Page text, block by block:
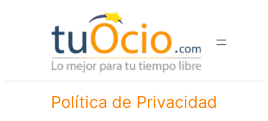
Política de Privacidad